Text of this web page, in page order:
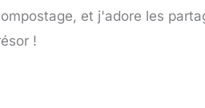
et j'adore les
!